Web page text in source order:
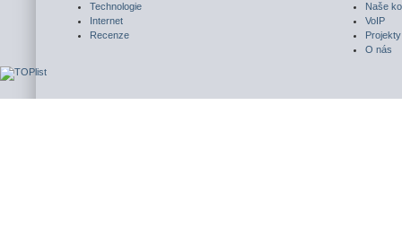
Technologie
Internet
Recenze
Naše
VoIP
Projekty
O nás